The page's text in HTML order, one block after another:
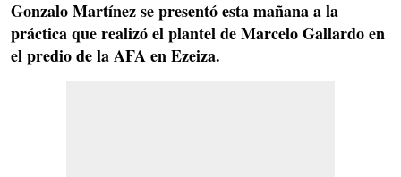
Gonzalo Martínez se presentó esta mañana a la
práctica que realizó el plantel de Marcelo Gallardo en
el predio de la AFA en Ezeiza.